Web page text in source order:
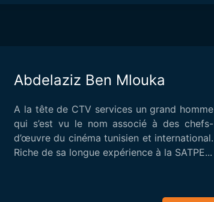
Abdelaziz Ben Mlouka
A la tête de CTV services un grand homme
qui s’est vu le nom associé à des chefs-
d’œuvre du cinéma tunisien et international.
Riche de sa longue expérience à la SATPE...